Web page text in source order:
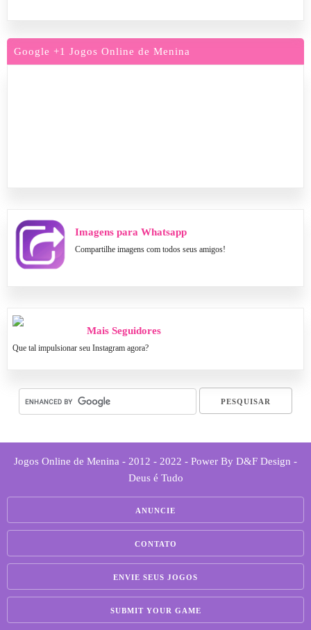
Google +1 Jogos Online de Menina
Imagens para Whatsapp
Compartilhe imagens com todos seus amigos!
Mais Seguidores
Que tal impulsionar seu Instagram agora?
Jogos Online de Menina - 2012 - 2022 - Power By D&F Design -
Deus é Tudo
ANUNCIE
CONTATO
ENVIE SEUS JOGOS
SUBMIT YOUR GAME